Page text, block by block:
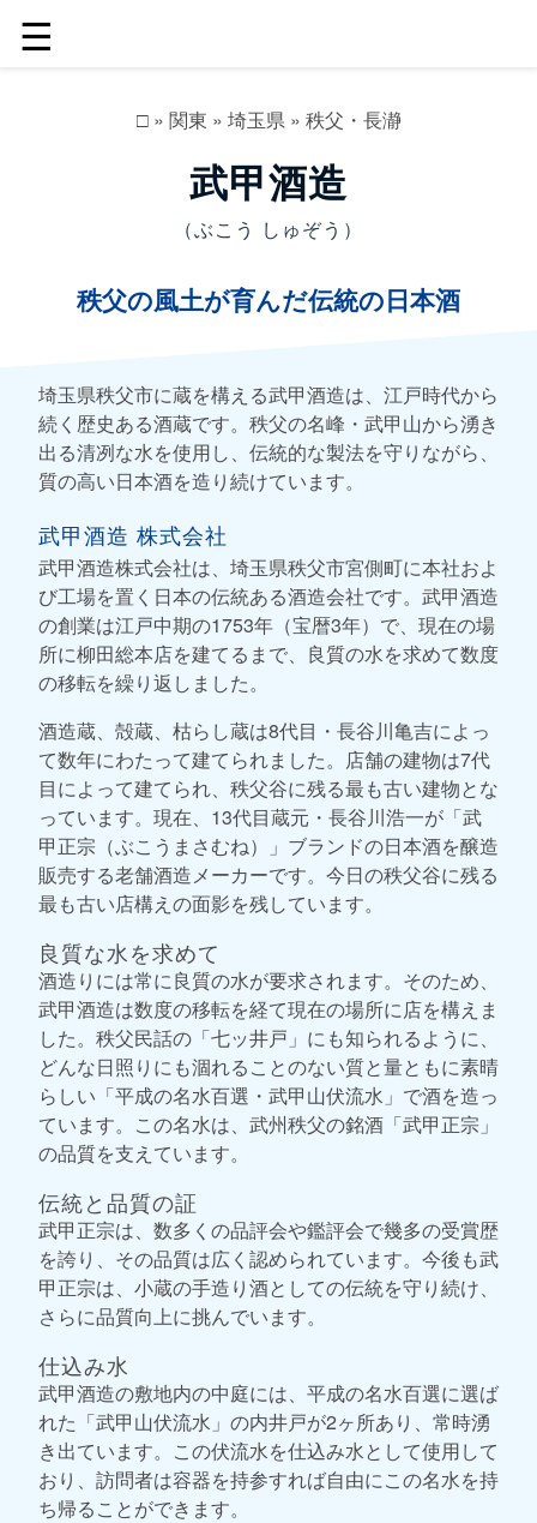
☰
□» 関東 » 埼玉県» 秩父・長瀞
武甲酒造
（ぶこう しゅぞう）
秩父の風土が育んだ伝統の日本酒
埼玉県秩父市に蔵を構える武甲酒造は、江戸時代から
続く歴史ある酒蔵です。秩父の名峰・武甲山から湧き
出る清冽な水を使用し、伝統的な製法を守りながら、
質の高い日本酒を造り続けています。
武甲酒造 株式会社
武甲酒造株式会社は、埼玉県秩父市宮側町に本社およ
び工場を置く日本の伝統ある酒造会社です。武甲酒造
の創業は江戸中期の1753年（宝暦3年）で、現在の場
所に柳田総本店を建てるまで、良質の水を求めて数度
の移転を繰り返しました。
酒造蔵、殻蔵、枯らし蔵は8代目・長谷川亀吉によっ
て数年にわたって建てられました。店舗の建物は7代
目によって建てられ、秩父谷に残る最も古い建物とな
っています。現在、13代目蔵元・長谷川浩一が「武
甲正宗（ぶこうまさむね）」ブランドの日本酒を醸造
販売する老舗酒造メーカーです。今日の秩父谷に残る
最も古い店構えの面影を残しています。
良質な水を求めて
酒造りには常に良質の水が要求されます。そのため、
武甲酒造は数度の移転を経て現在の場所に店を構えま
した。秩父民話の「七ッ井戸」にも知られるように、
どんな日照りにも涸れることのない質と量ともに素晴
らしい「平成の名水百選・武甲山伏流水」で酒を造っ
ています。この名水は、武州秩父の銘酒「武甲正宗」
の品質を支えています。
伝統と品質の証
武甲正宗は、数多くの品評会や鑑評会で幾多の受賞歴
を誇り、その品質は広く認められています。今後も武
甲正宗は、小蔵の手造り酒としての伝統を守り続け、
さらに品質向上に挑んでいます。
仕込み水
武甲酒造の敷地内の中庭には、平成の名水百選に選ば
れた「武甲山伏流水」の内井戸が2ヶ所あり、常時湧
き出ています。この伏流水を仕込み水として使用して
おり、訪問者は容器を持参すれば自由にこの名水を持
ち帰ることができます。